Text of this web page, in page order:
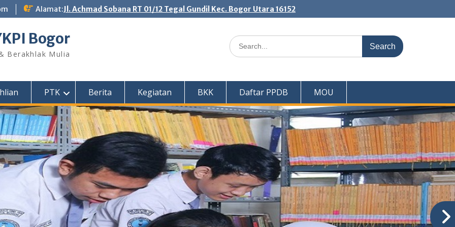
Alamat:Jl. Achmad Sobana RT 01/12 Tegal Gundil Kec. Bogor Utara 16152
Bogor
Berakhlak Mulia
Search
for:
PTK Berita Kegiatan BKK Daftar PPDB MOU